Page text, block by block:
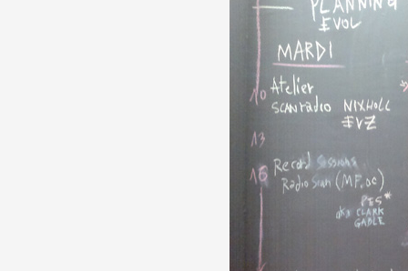
Événements
1% œuvres
Réseau